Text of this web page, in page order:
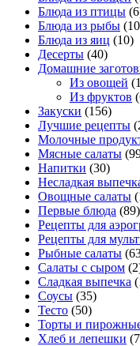
Блюда из птицы
Блюда из рыбы
Блюда из яиц (10)
Десерты (40)
Домашние
Из овощей
Из фруктов
Закуски (156)
Лучшие рецепты
Молочные
Мясные салаты
Напитки (30)
Несладкая
Овощные салаты
Первые блюда (89)
Рецепты для
Рецепты для
Рыбные салаты
Салаты с сыром
Сладкая выпечка
Соусы (35)
Тесто (50)
Торты и
Хлеб и лепешки